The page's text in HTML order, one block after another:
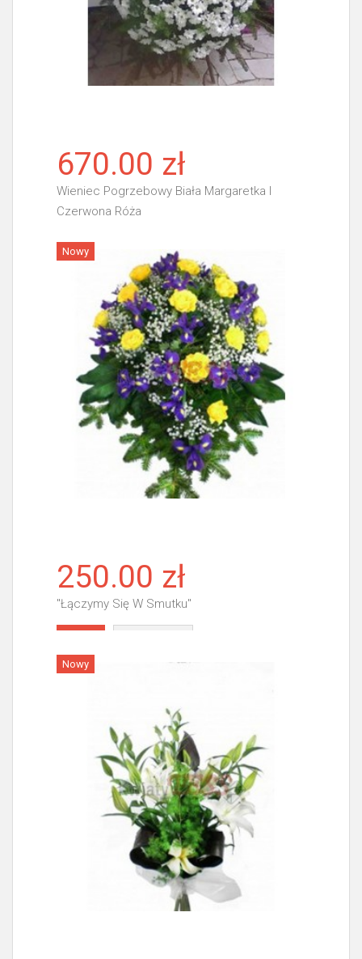
670.00 zł
Wieniec Pogrzebowy Biała Margaretka I
Czerwona Róża
Więcej
Nowy
250.00 zł
"Łączymy Się W Smutku"
Nowy